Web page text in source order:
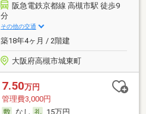
阪急電鉄京都線 高槻市駅 徒歩9
分
その他の交通
築18年4ヶ月 / 2階建
大阪府高槻市城東町
7.50万円
管理費3,000円
なし
15万円